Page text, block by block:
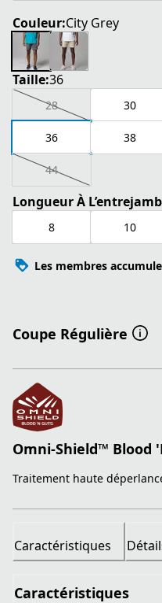
Couleur:City Grey
Taille:36
28 30
36 38
44
Longueur À
8 10
Les membres
Coupe Régulière
Omni-Shield™ Blood
Traitement haute
Caractéristiques
Caractéristiques